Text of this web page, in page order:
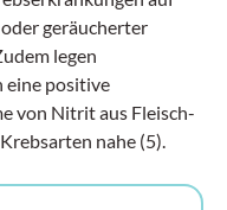
geräucherter
legen
eine positive
von Nitrit aus Fleisch-
nahe (5).